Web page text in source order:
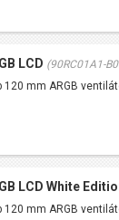
LCD (90RC01A1-
mm ARGB
LCD White
mm ARGB